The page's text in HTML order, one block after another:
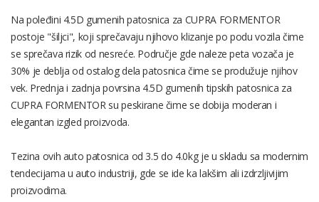
Na poleđini 4.5D gumenih patosnica za CUPRA FORMENTOR
postoje "šiljci", koji sprečavaju njihovo klizanje po podu vozila čime
se sprečava rizik od nesreće. Područje gde naleze peta vozača je
30% je deblja od ostalog dela patosnica čime se produžuje njihov
vek. Prednja i zadnja povrsina 4.5D gumenih tipskih patosnica za
CUPRA FORMENTOR su peskirane čime se dobija moderan i
elegantan izgled proizvoda.
Tezina ovih auto patosnica od 3.5 do 4.0kg je u skladu sa modernim
tendecijama u auto industriji, gde se ide ka lakšim ali izdrzljivijim
proizvodima.